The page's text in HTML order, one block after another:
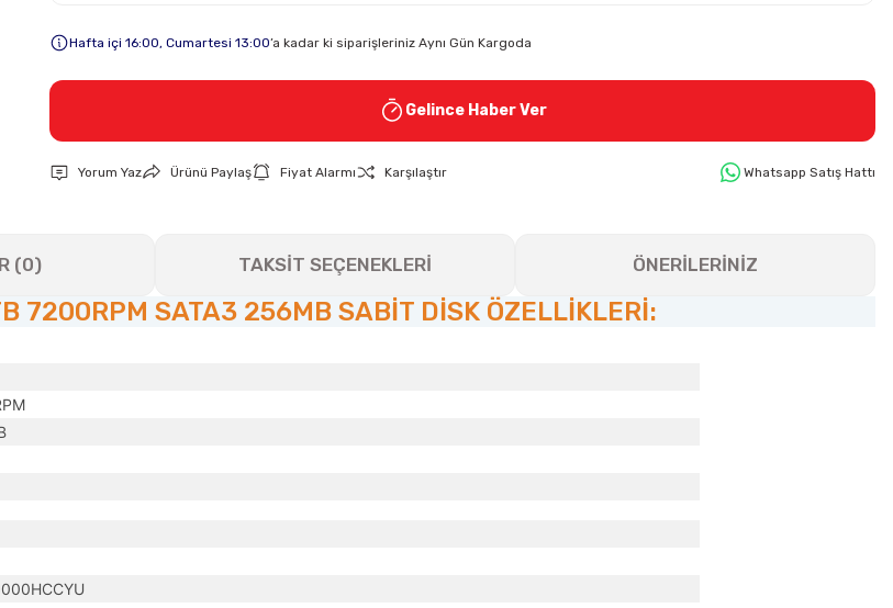
Hafta içi 16:00, Cumartesi 13:00’a kadar ki siparişleriniz Aynı Gün Kargoda
Gelince Haber Ver
Yorum Yaz Ürünü Paylaş Fiyat Alarmı Karşılaştır Whatsapp Satış Hattı
(0) TAKSİT SEÇENEKLERİ ÖNERİLERİNİZ
7200RPM SATA3 256MB SABİT DİSK ÖZELLİKLERİ: